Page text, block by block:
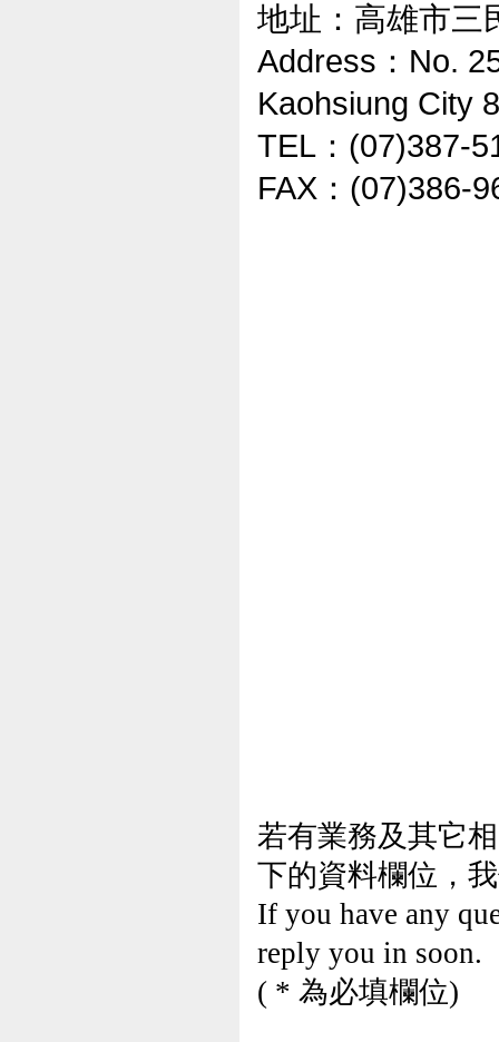
地址：高雄市三
Address ： No.
Kaohsiung City
TEL ： (07)387-
FAX ： (07)386-
若有業務及其它
下的資料欄位，
If you have any
reply you in soon.
( * 為必填欄位)